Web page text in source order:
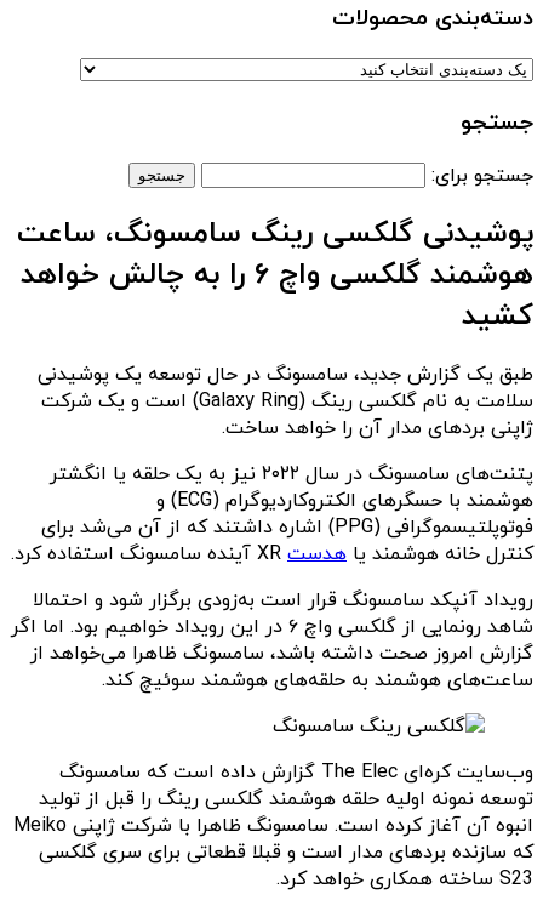
دسته‌بندی‌ محصولات
جستجو
جستجو برای:
پوشیدنی گلکسی رینگ سامسونگ، ساعت
هوشمند گلکسی واچ ۶ را به چالش خواهد
کشید
طبق یک گزارش جدید، سامسونگ در حال توسعه یک پوشیدنی
سلامت به نام گلکسی رینگ (Galaxy Ring) است و یک شرکت
ژاپنی بردهای مدار آن را خواهد ساخت.
پتنت‌های سامسونگ در سال ۲۰۲۲ نیز به یک حلقه یا انگشتر
هوشمند با حسگرهای الکتروکاردیوگرام (ECG) و
فوتوپلتیسموگرافی (PPG) اشاره داشتند که از آن می‌شد برای
کنترل خانه هوشمند یا هدست
رویداد آنپکد سامسونگ قرار است به‌زودی برگزار شود و احتمالا
شاهد رونمایی از گلکسی واچ ۶ در این رویداد خواهیم بود. اما اگر
گزارش امروز صحت داشته باشد، سامسونگ ظاهرا می‌خواهد از
ساعت‌های هوشمند به حلقه‌های هوشمند سوئیچ کند.
وب‌سایت کره‌ای The Elec گزارش داده است که سامسونگ
توسعه نمونه اولیه حلقه هوشمند گلکسی رینگ را قبل از تولید
انبوه آن آغاز کرده است. سامسونگ ظاهرا با شرکت ژاپنی Meiko
که سازنده بردهای مدار است و قبلا قطعاتی برای سری گلکسی
S23 ساخته همکاری خواهد کرد.